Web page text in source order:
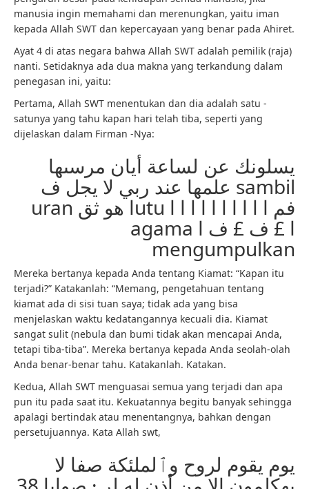
manusia ingin memahami dan merenungkan, yaitu iman
kepada Allah SWT dan kepercayaan yang benar pada Ahiret.
Ayat 4 di atas negara bahwa Allah SWT adalah pemilik (raja)
nanti. Setidaknya ada dua makna yang terkandung dalam
penegasan ini, yaitu:
Pertama, Allah SWT menentukan dan dia adalah satu -
satunya yang tahu kapan hari telah tiba, seperti yang
dijelaskan dalam Firman -Nya:
يسلونك عن لساعة أيان مرسىها
علمها عند ربي لا يجل ف sambil
uran ا هو ثقutu فم ا ا ا ا ا ا ا ا ا ا
agama ا £ ف £ ف ا
mengumpulkan
Mereka bertanya kepada Anda tentang Kiamat: “Kapan itu
terjadi?” Katakanlah: “Memang, pengetahuan tentang
kiamat ada di sisi tuan saya; tidak ada yang bisa
menjelaskan waktu kedatangannya kecuali dia. Kiamat
sangat sulit (nebula dan bumi tidak akan mencapai Anda,
tetapi tiba-tiba”. Mereka bertanya kepada Anda seolah-olah
Anda benar-benar tahu. Katakanlah. Katakan.
Kedua, Allah SWT menguasai semua yang terjadi dan apa
pun itu pada saat itu. Kekuatannya begitu banyak sehingga
apalagi bertindak atau menentangnya, bahkan dengan
persetujuannya. Kata Allah swt,
يوم يقوم لروح وٱلملئكة صفا لا